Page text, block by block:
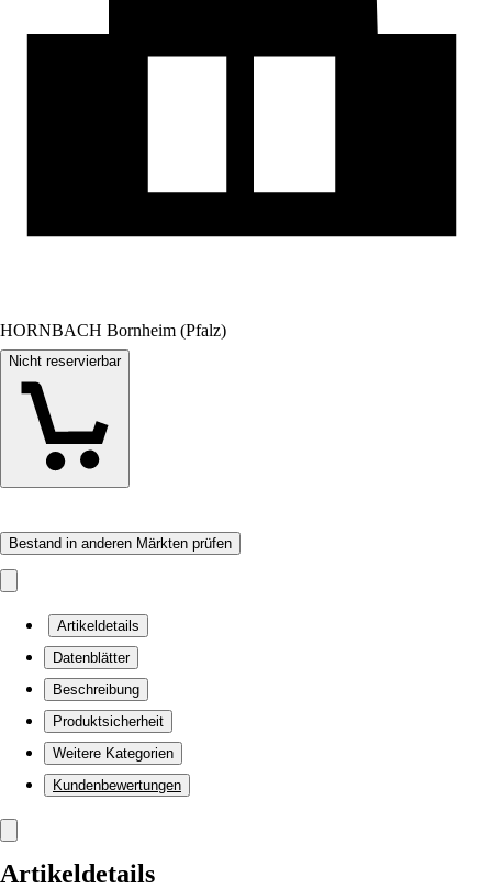
HORNBACH Bornheim (Pfalz)
Nicht reservierbar
Bestand in anderen Märkten prüfen
Artikeldetails
Datenblätter
Beschreibung
Produktsicherheit
Weitere Kategorien
Kundenbewertungen
Artikeldetails